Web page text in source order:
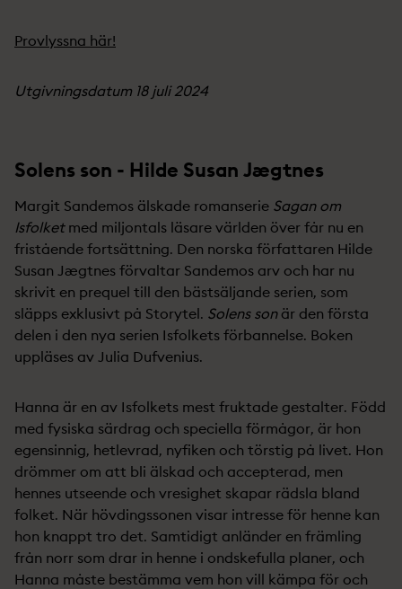
Provlyssna här!
Utgivningsdatum 18 juli 2024
Solens son - Hilde Susan Jægtnes
Margit Sandemos älskade romanserie Sagan om
Isfolketmed miljontals läsare världen över får nu en
fristående fortsättning. Den norska författaren Hilde
Susan Jægtnes förvaltar Sandemos arv och har nu
skrivit en prequel till den bästsäljande serien, som
släpps exklusivt på Storytel. Solens sonär den första
delen i den nya serien Isfolkets förbannelse. Boken
uppläses av Julia Dufvenius.
Hanna är en av Isfolkets mest fruktade gestalter. Född
med fysiska särdrag och speciella förmågor, är hon
egensinnig, hetlevrad, nyfiken och törstig på livet. Hon
drömmer om att bli älskad och accepterad, men
hennes utseende och vresighet skapar rädsla bland
folket. När hövdingssonen visar intresse för henne kan
hon knappt tro det. Samtidigt anländer en främling
från norr som drar in henne i ondskefulla planer, och
Hanna måste bestämma vem hon vill kämpa för och